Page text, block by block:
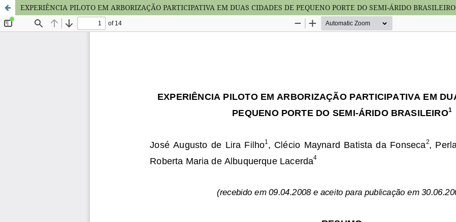
EXPERIÊNCIA PILOTO EM ARBORIZAÇÃO PARTICIPATIVA EM DUAS CIDADES DE PEQUENO PORTE DO SEMI-ÁRIDO BRASILEIRO